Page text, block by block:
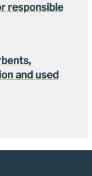
responsible
and used